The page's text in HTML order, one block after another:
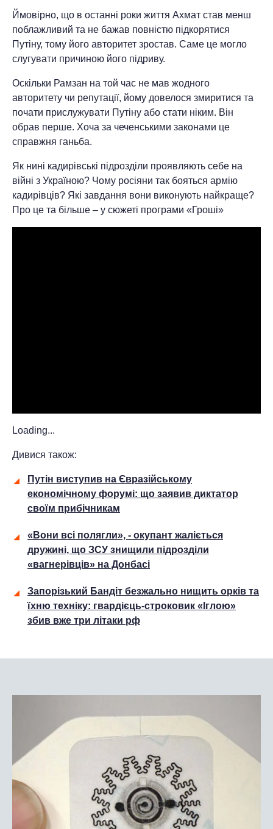
Ймовірно, що в останні роки життя Ахмат став менш
поблажливий та не бажав повністю підкорятися
Путіну, тому його авторитет зростав. Саме це могло
слугувати причиною його підриву.
Оскільки Рамзан на той час не мав жодного
авторитету чи репутації, йому довелося змиритися та
почати прислужувати Путіну або стати ніким. Він
обрав перше. Хоча за чеченськими законами це
справжня ганьба.
Як нині кадирівські підрозділи проявляють себе на
війні з Україною? Чому росіяни так бояться армію
кадирівців? Які завдання вони виконують найкраще?
Про це та більше – у сюжеті програми «Гроші»
Loading...
Дивися також:
Путін виступив на Євразійському
економічному форумі: що заявив диктатор
своїм прибічникам
«Вони всі полягли», - окупант жаліється
дружині, що ЗСУ знищили підрозділи
«вагнерівців» на Донбасі
Запорізький Бандіт безжально нищить орків та
їхню техніку: гвардієць-строковик «Іглою»
збив вже три літаки рф